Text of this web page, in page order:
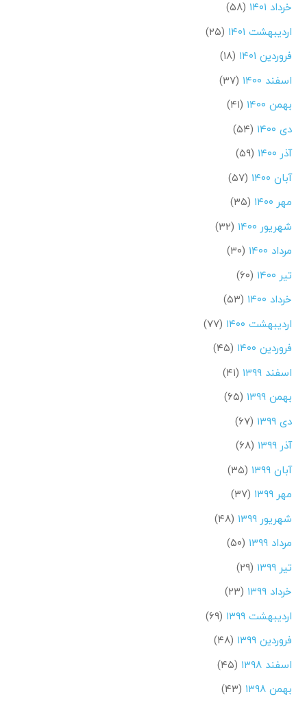
خرداد ۱۴۰۱
(۵۸)
اردیبهشت ۱۴۰۱
(۲۵)
فروردین ۱۴۰۱
(۱۸)
اسفند ۱۴۰۰
(۳۷)
بهمن ۱۴۰۰
(۴۱)
دی ۱۴۰۰
(۵۴)
آذر ۱۴۰۰
(۵۹)
آبان ۱۴۰۰
(۵۷)
مهر ۱۴۰۰
(۳۵)
شهریور ۱۴۰۰
(۳۲)
مرداد ۱۴۰۰
(۳۰)
تیر ۱۴۰۰
(۶۰)
خرداد ۱۴۰۰
(۵۳)
اردیبهشت ۱۴۰۰
(۷۷)
فروردین ۱۴۰۰
(۴۵)
اسفند ۱۳۹۹
(۴۱)
بهمن ۱۳۹۹
(۶۵)
دی ۱۳۹۹
(۶۷)
آذر ۱۳۹۹
(۶۸)
آبان ۱۳۹۹
(۳۵)
مهر ۱۳۹۹
(۳۷)
شهریور ۱۳۹۹
(۴۸)
مرداد ۱۳۹۹
(۵۰)
تیر ۱۳۹۹
(۲۹)
خرداد ۱۳۹۹
(۲۳)
اردیبهشت ۱۳۹۹
(۶۹)
فروردین ۱۳۹۹
(۴۸)
اسفند ۱۳۹۸
(۴۵)
بهمن ۱۳۹۸
(۴۳)